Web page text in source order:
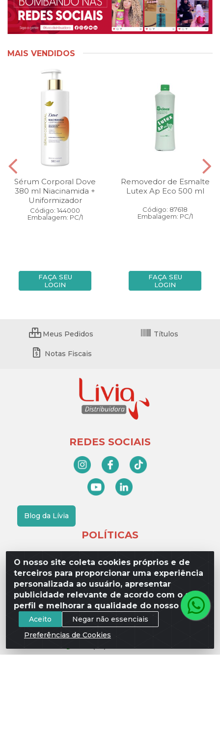
MAIS VENDIDOS
Sérum Corporal Dove
380 ml Niacinamida +
Uniformizador
Código: 144000
Embalagem: PC/1
FAÇA SEU
LOGIN
Removedor de Esmalte
Lutex Ap Eco 500 ml
Código: 87618
Embalagem: PC/1
FAÇA SEU
LOGIN
O nosso site coleta cookies próprios e de
terceiros para proporcionar uma experiência
personalizada ao usuário, apresentar
publicidade relevante de acordo com o seu
perfil e melhorar a qualidade do nosso site.
Aceito
Negar não essenciais
Preferências de Cookies
Meus Pedidos Títulos
Notas Fiscais
REDES SOCIAIS
Blog da Lívia
POLÍTICAS
Política de Privacidade
Quem Somos
FALE CONOSCO